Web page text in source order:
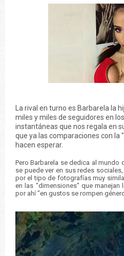
La rival en turno es Barbarela la
miles y miles de seguidores en
instantáneas que nos regala en
que ya las comparaciones con la
hacen esperar.
Pero Barbarela se dedica al
se puede ver en sus redes
por el tipo de fotografías muy
en las "dimensiones" que
por ahí "en gustos se rompen